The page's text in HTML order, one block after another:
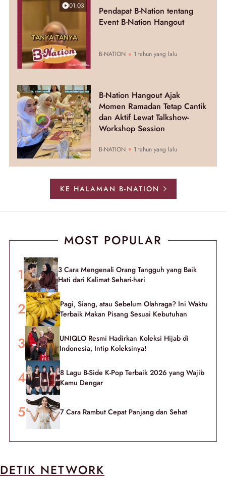
01:03
Pendapat B-Nation tentang
Event B-Nation Hangout
B-NATION 1 tahun yang lalu
B-Nation Hangout Ajak
Momen Ramadan Tetap Cantik
dan Aktif Lewat Talkshow-
Workshop Session
B-NATION 1 tahun yang lalu
KE HALAMAN B-NATION
MOST POPULAR
3 Cara Mengenali Orang Tangguh yang Baik
Hati dari Kalimat Sehari-hari
Pagi, Siang, atau Sebelum Olahraga? Ini Waktu
Terbaik Makan Pisang Sesuai Kebutuhan
UNIQLO Resmi Hadirkan Koleksi Hijab di
Indonesia, Intip Koleksinya!
8 Lagu B-Side K-Pop Terbaik 2026 yang Wajib
Kamu Dengar
7 Cara Rambut Cepat Panjang dan Sehat
DETIK NETWORK